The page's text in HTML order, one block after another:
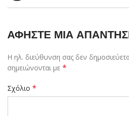
ΑΦΉΣΤΕ ΜΙΑ
Η ηλ. διεύθυνση σας δεν
σημειώνονται με *
Σχόλιο *